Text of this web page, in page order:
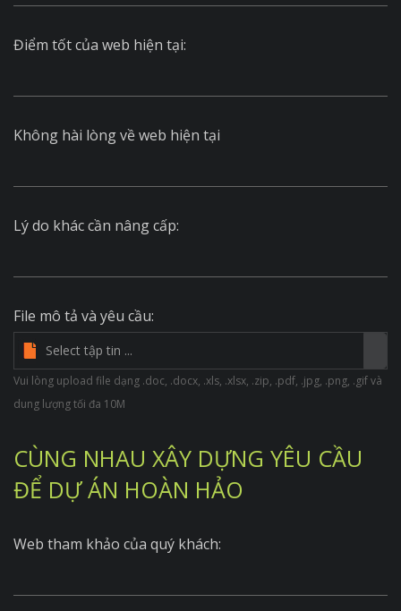
Điểm tốt của web hiện tại:
Không hài lòng về web hiện tại
Lý do khác cần nâng cấp:
File mô tả và yêu cầu:
Vui lòng upload file dạng .doc, .docx, .xls, .xlsx, .zip, .pdf, .jpg, .png, .gif và
dung lượng tối đa 10M
CÙNG NHAU XÂY DỰNG YÊU CẦU
ĐỂ DỰ ÁN HOÀN HẢO
Web tham khảo của quý khách: